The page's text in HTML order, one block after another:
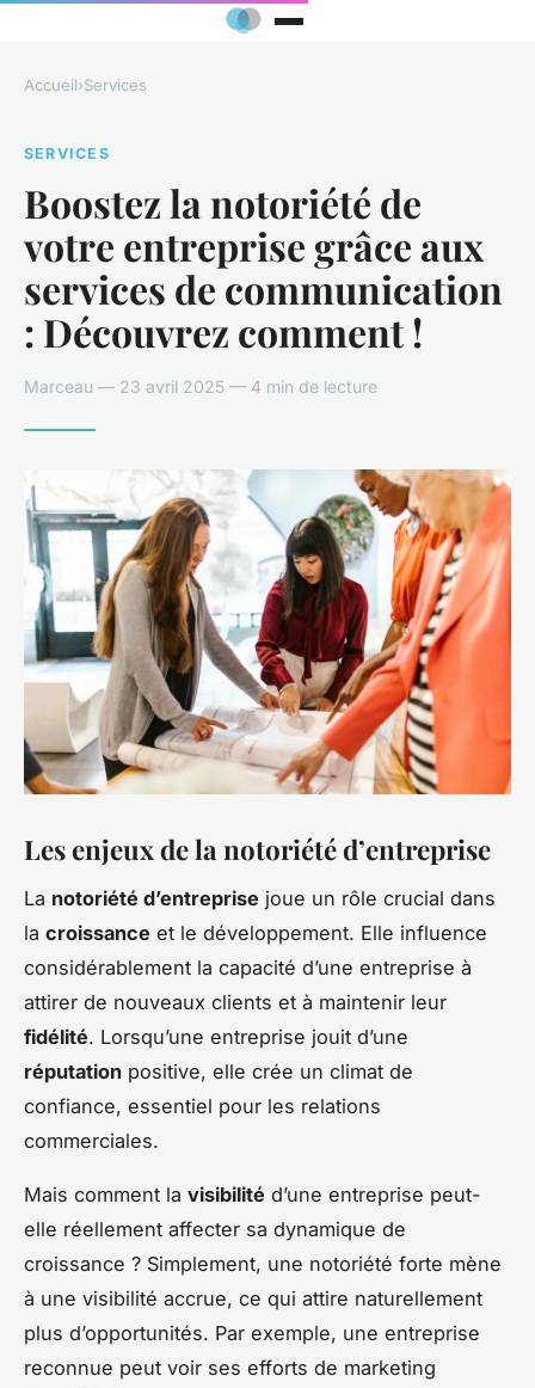
Accueil›Services
SERVICES
Boostez la notoriété de
votre entreprise grâce aux
services de communication
: Découvrez comment !
Marceau — 23 avril 2025 — 4 min de lecture
Les enjeux de la notoriété d’entreprise
La notoriété d’entreprise joue un rôle crucial dans
la croissance et le développement. Elle influence
considérablement la capacité d’une entreprise à
attirer de nouveaux clients et à maintenir leur
fidélité. Lorsqu’une entreprise jouit d’une
réputation positive, elle crée un climat de
confiance, essentiel pour les relations
commerciales.
Mais comment la visibilité d’une entreprise peut-
elle réellement affecter sa dynamique de
croissance ? Simplement, une notoriété forte mène
à une visibilité accrue, ce qui attire naturellement
plus d’opportunités. Par exemple, une entreprise
reconnue peut voir ses efforts de marketing